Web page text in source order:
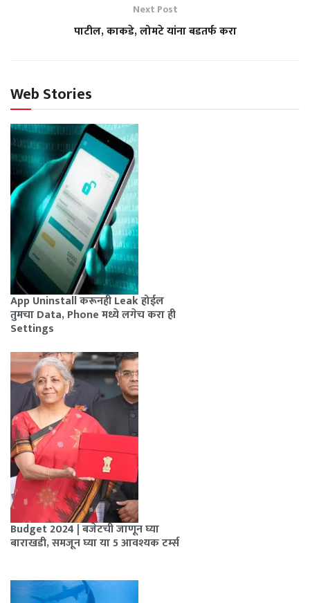
Next Post
पाटील, काकडे, लोमटे यांना बडतर्फ करा
Web Stories
App Uninstall करूनही Leak होईल
तुमचा Data, Phone मध्ये लगेच करा ही
Settings
Budget 2024 | बजेटची जाणून घ्या
बाराखडी, समजून घ्या या 5 आवश्यक टर्म्स